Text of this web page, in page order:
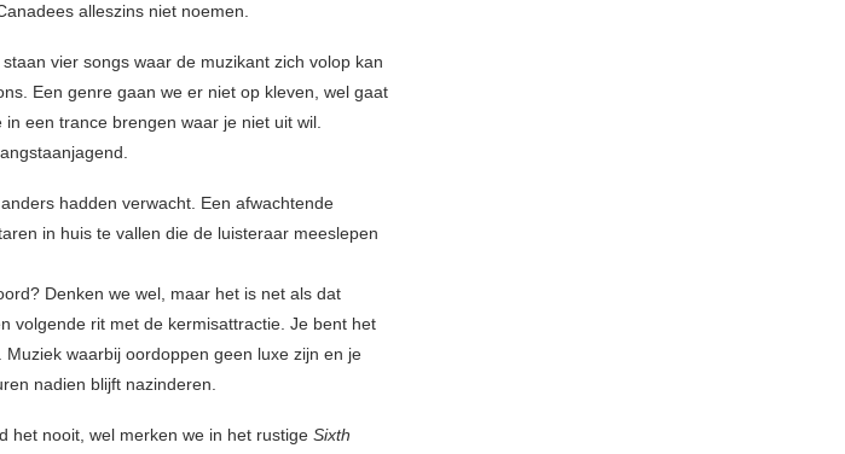
alleszins niet noemen.
vier songs waar de muzikant zich volop kan
Een genre gaan we er niet op kleven, wel gaat
een trance brengen waar je niet uit wil.
hadden verwacht. Een afwachtende
in huis te vallen die de luisteraar meeslepen
Denken we wel, maar het is net als dat
volgende rit met de kermisattractie. Je bent het
waarbij oordoppen geen luxe zijn en je
nadien blijft nazinderen.
het nooit, wel merken we in het rustige Sixth